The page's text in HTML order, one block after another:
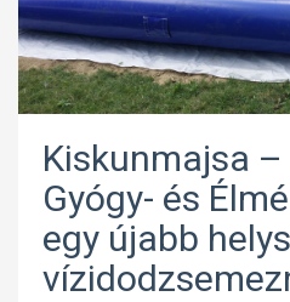
Kiskunmajsa
Gyógy- és
egy újabb